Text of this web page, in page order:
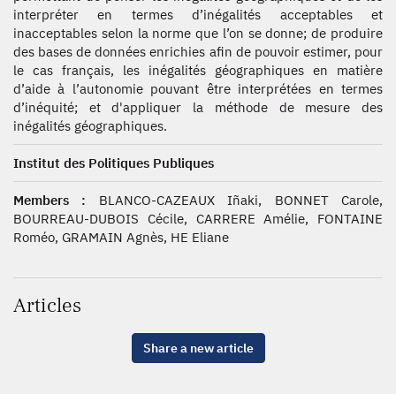
interpréter en termes d’inégalités acceptables et
inacceptables selon la norme que l’on se donne; de produire
des bases de données enrichies afin de pouvoir estimer, pour
le cas français, les inégalités géographiques en matière
d’aide à l’autonomie pouvant être interprétées en termes
d’inéquité; et d'appliquer la méthode de mesure des
inégalités géographiques.
Institut des Politiques Publiques
Members : BLANCO-CAZEAUX Iñaki, BONNET Carole,
BOURREAU-DUBOIS Cécile, CARRERE Amélie, FONTAINE
Roméo, GRAMAIN Agnès, HE Eliane
Articles
Share a new article